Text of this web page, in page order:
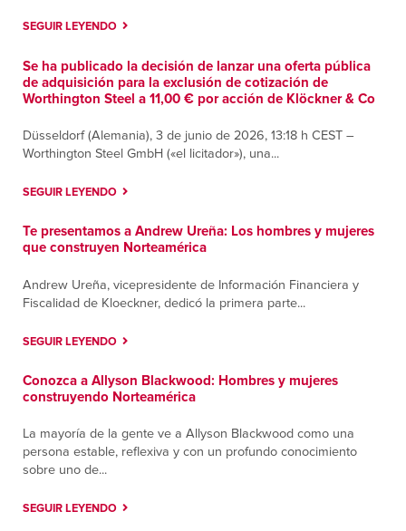
SEGUIR LEYENDO
Se ha publicado la decisión de lanzar una oferta pública
de adquisición para la exclusión de cotización de
Worthington Steel a 11,00 € por acción de Klöckner & Co
Düsseldorf (Alemania), 3 de junio de 2026, 13:18 h CEST –
Worthington Steel GmbH («el licitador»), una...
SEGUIR LEYENDO
Te presentamos a Andrew Ureña: Los hombres y mujeres
que construyen Norteamérica
Andrew Ureña, vicepresidente de Información Financiera y
Fiscalidad de Kloeckner, dedicó la primera parte...
SEGUIR LEYENDO
Conozca a Allyson Blackwood: Hombres y mujeres
construyendo Norteamérica
La mayoría de la gente ve a Allyson Blackwood como una
persona estable, reflexiva y con un profundo conocimiento
sobre uno de...
SEGUIR LEYENDO